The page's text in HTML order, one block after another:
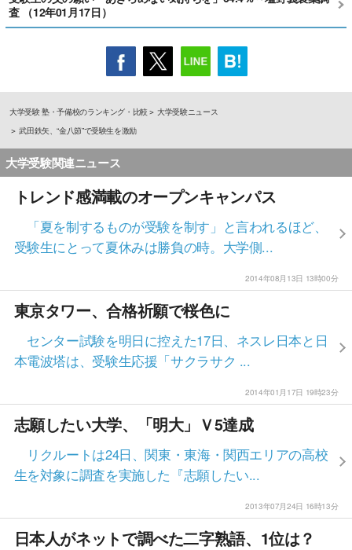
査 （12年01月17日）
大学受験 塾・予備校のランキング・比較
大学受験ニュース
武田鉄矢、“金八節”で受験生を激励
大学受験関連ニュース
トレンド感満載のオープンキャンパス
「夏を制するものが受験を制す」と言われるほど、
受験生にとって夏休みは勝負の時。大学側...
2014年08月13日 13時00分
東京タワー、合格祈願で桜色に
センター試験を明日に控えた17日、ネスレ日本と日
本電波塔は、受験生応援「サクラサク ...
2014年01月17日 19時23分
志願したい大学、「明大」Ｖ5達成
リクルートは24日、関東・東海・関西エリアの高校
生を対象に調査を実施した『志願したい...
2013年07月24日 16時13分
日本人がネットで調べた二字熟語、1位は？